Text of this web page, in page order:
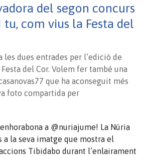
del segon concurs
com vius la Festa del
les dues entrades per l’edició de
Festa del Cor. Volem fer també una
que ha aconseguit més
foto compartida per
a @nuriajume! La Núria
a la seva imatge que mostra el
Tibidabo durant l’enlairament